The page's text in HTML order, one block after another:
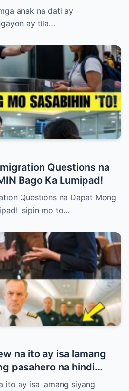
nang respeto. Binuhos
pagod, at pagmamahal
mong
lang nila, huwag kang
May mas matalinong
makuha ang kanilang
namimilit. Alamin ang
magtuturo sa iyo kung
iyong dignidad at halaga
anak na dati ay
ay tila…
Questions na
Bago Ka Lumipad!
Questions na Dapat Mong
isipin mo to…
na ito ay isa lamang
pasahero na hindi
ito ay isa lamang siyang